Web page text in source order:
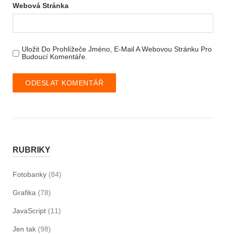
Webová Stránka
Uložit Do Prohlížeče Jméno, E-Mail A Webovou Stránku Pro
Budoucí Komentáře.
RUBRIKY
Fotobanky (84)
Grafika (78)
JavaScript (11)
Jen tak (98)